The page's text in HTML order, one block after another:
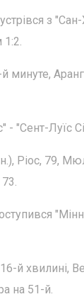
з "Сан-
1:2.
минуте,
"Сент-Луїс
Ріос, 79,
й хвилині,
на 51-й.